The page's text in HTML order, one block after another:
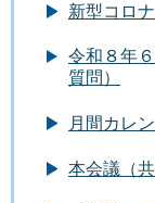
新型コロ
令和８年
質問）
月間カレ
本会議（